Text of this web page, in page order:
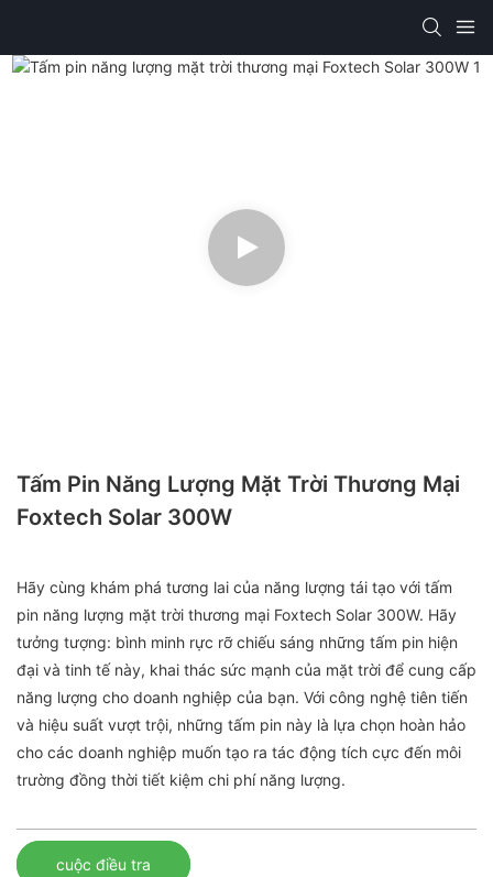
Tấm Pin Năng Lượng Mặt Trời Thương Mại
Foxtech Solar 300W
Hãy cùng khám phá tương lai của năng lượng tái tạo với tấm
pin năng lượng mặt trời thương mại Foxtech Solar 300W. Hãy
tưởng tượng: bình minh rực rỡ chiếu sáng những tấm pin hiện
đại và tinh tế này, khai thác sức mạnh của mặt trời để cung cấp
năng lượng cho doanh nghiệp của bạn. Với công nghệ tiên tiến
và hiệu suất vượt trội, những tấm pin này là lựa chọn hoàn hảo
cho các doanh nghiệp muốn tạo ra tác động tích cực đến môi
trường đồng thời tiết kiệm chi phí năng lượng.
cuộc điều tra